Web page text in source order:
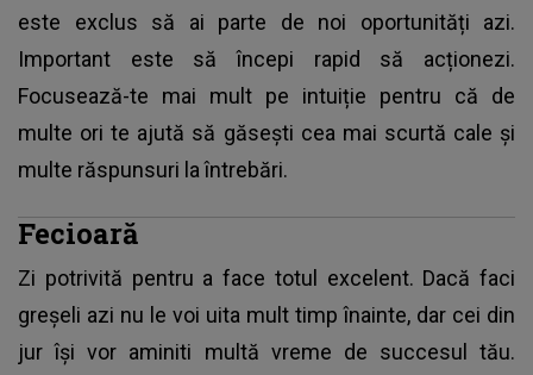
este exclus să ai parte de noi oportunități azi.
Important este să începi rapid să acționezi.
Focusează-te mai mult pe intuiție pentru că de
multe ori te ajută să găsești cea mai scurtă cale și
multe răspunsuri la întrebări.
Fecioară
Zi potrivită pentru a face totul excelent. Dacă faci
greșeli azi nu le voi uita mult timp înainte, dar cei din
jur își vor aminiti multă vreme de succesul tău.